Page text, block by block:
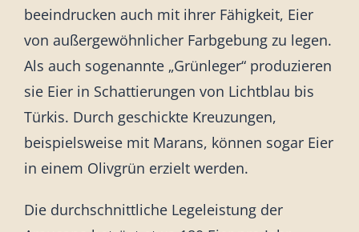
beeindrucken auch mit ihrer Fähigkeit, Eier
von außergewöhnlicher Farbgebung zu legen.
Als auch sogenannte „Grünleger“ produzieren
sie Eier in Schattierungen von Lichtblau bis
Türkis. Durch geschickte Kreuzungen,
beispielsweise mit Marans, können sogar Eier
in einem Olivgrün erzielt werden.
Die durchschnittliche Legeleistung der